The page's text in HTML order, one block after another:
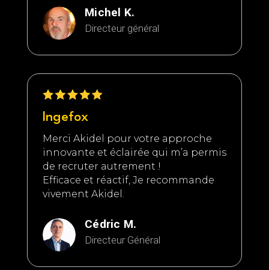
Michel K.
Directeur général
Ingefox
Merci Akidel pour votre approche
innovante et éclairée qui m’a permis
de recruter autrement !
Efficace et réactif, Je recommande
vivement Akidel.
Cédric M.
Directeur Général